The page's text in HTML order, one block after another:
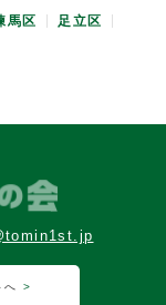
馬区 足立区
へ